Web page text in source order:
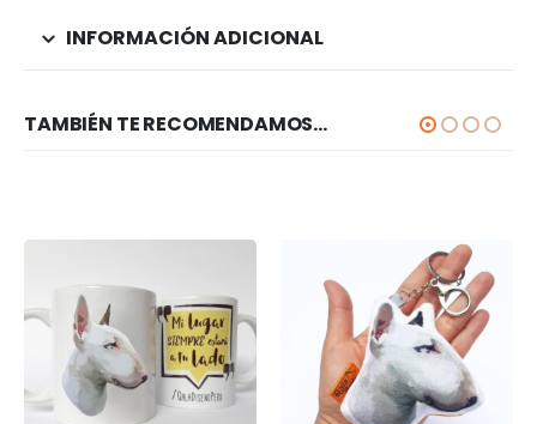
INFORMACIÓN ADICIONAL
TAMBIÉN TE RECOMENDAMOS…